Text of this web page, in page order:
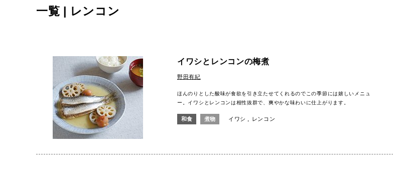
一覧 | レンコン
イワシとレンコンの梅煮
野田有紀
ほんのりとした酸味が食欲を引き立たせてくれるのでこの季節には嬉しいメニュ
ー。イワシとレンコンは相性抜群で、爽やかな味わいに仕上がります。
和食 煮物 イワシ レンコン